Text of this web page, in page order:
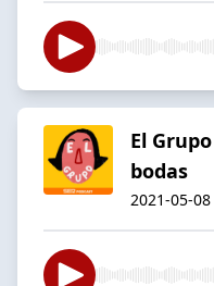
El
bodas
2021-05-08